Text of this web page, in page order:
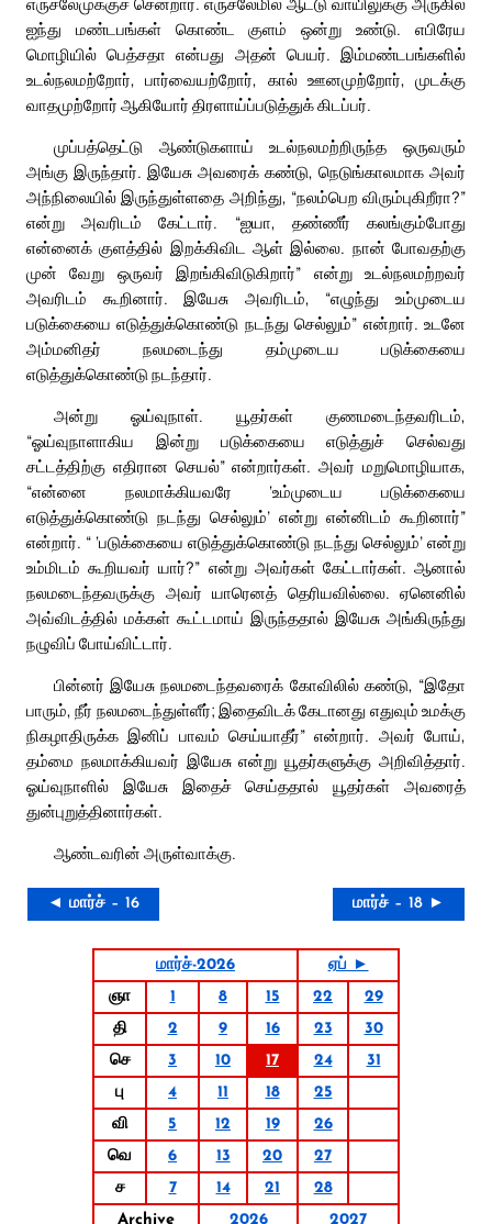
ஐந்து மண்டபங்கள் கொண்ட குளம் ஒன்று உண்டு. எபிரேய
மொழியில் பெத்சதா என்பது அதன் பெயர். இம்மண்டபங்களில்
உடல்நலமற்றோர், பார்வையற்றோர், கால் ஊனமுற்றோர், முடக்கு
வாதமுற்றோர் ஆகியோர் திரளாய்ப்படுத்துக் கிடப்பர்.
முப்பத்தெட்டு ஆண்டுகளாய் உடல்நலமற்றிருந்த ஒருவரும்
அங்கு இருந்தார். இயேசு அவரைக் கண்டு, நெடுங்காலமாக அவர்
அந்நிலையில் இருந்துள்ளதை அறிந்து, “நலம்பெற விரும்புகிறீரா?”
என்று அவரிடம் கேட்டார். “ஐயா, தண்ணீர் கலங்கும்போது
என்னைக் குளத்தில் இறக்கிவிட ஆள் இல்லை. நான் போவதற்கு
முன் வேறு ஒருவர் இறங்கிவிடுகிறார்” என்று உடல்நலமற்றவர்
அவரிடம் கூறினார். இயேசு அவரிடம், “எழுந்து உம்முடைய
படுக்கையை எடுத்துக்கொண்டு நடந்து செல்லும்” என்றார். உடனே
அம்மனிதர் நலமடைந்து தம்முடைய படுக்கையை
எடுத்துக்கொண்டு நடந்தார்.
அன்று ஓய்வுநாள். யூதர்கள் குணமடைந்தவரிடம்,
“ஓய்வுநாளாகிய இன்று படுக்கையை எடுத்துச் செல்வது
சட்டத்திற்கு எதிரான செயல்” என்றார்கள். அவர் மறுமொழியாக,
“என்னை நலமாக்கியவரே ‘உம்முடைய படுக்கையை
எடுத்துக்கொண்டு நடந்து செல்லும்’ என்று என்னிடம் கூறினார்”
என்றார். “ ‘படுக்கையை எடுத்துக்கொண்டு நடந்து செல்லும்’ என்று
உம்மிடம் கூறியவர் யார்?” என்று அவர்கள் கேட்டார்கள். ஆனால்
நலமடைந்தவருக்கு அவர் யாரெனத் தெரியவில்லை. ஏனெனில்
அவ்விடத்தில் மக்கள் கூட்டமாய் இருந்ததால் இயேசு அங்கிருந்து
நழுவிப் போய்விட்டார்.
பின்னர் இயேசு நலமடைந்தவரைக் கோவிலில் கண்டு, “இதோ
பாரும், நீர் நலமடைந்துள்ளீர்; இதைவிடக் கேடானது எதுவும் உமக்கு
நிகழாதிருக்க இனிப் பாவம் செய்யாதீர்” என்றார். அவர் போய்,
தம்மை நலமாக்கியவர் இயேசு என்று யூதர்களுக்கு அறிவித்தார்.
ஓய்வுநாளில் இயேசு இதைச் செய்ததால் யூதர்கள் அவரைத்
துன்புறுத்தினார்கள்.
ஆண்டவரின் அருள்வாக்கு.
◄ மார்ச் – 16 மார்ச் – 18 ►
மார்ச்-2026
ஏப் ►
ஞா
1 8 15 22
29
தி
2 9 16 23
30
செ
3 10 17 24
31
பு
4 11 18
25
வி
5 12 19
26
வெ
6 13 20
27
ச
7 14 21
28
Archive
2026 2027